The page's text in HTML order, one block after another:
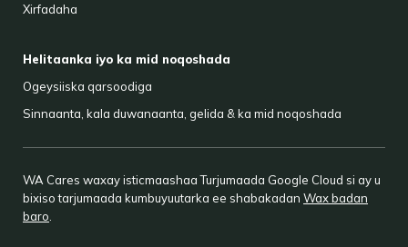
Xirfadaha
Helitaanka iyo ka mid noqoshada
Ogeysiiska qarsoodiga
Sinnaanta, kala duwanaanta, gelida & ka mid noqoshada
WA Cares waxay isticmaashaa Turjumaada Google Cloud si ay u
bixiso tarjumaada kumbuyuutarka ee shabakadan Wax badan
baro